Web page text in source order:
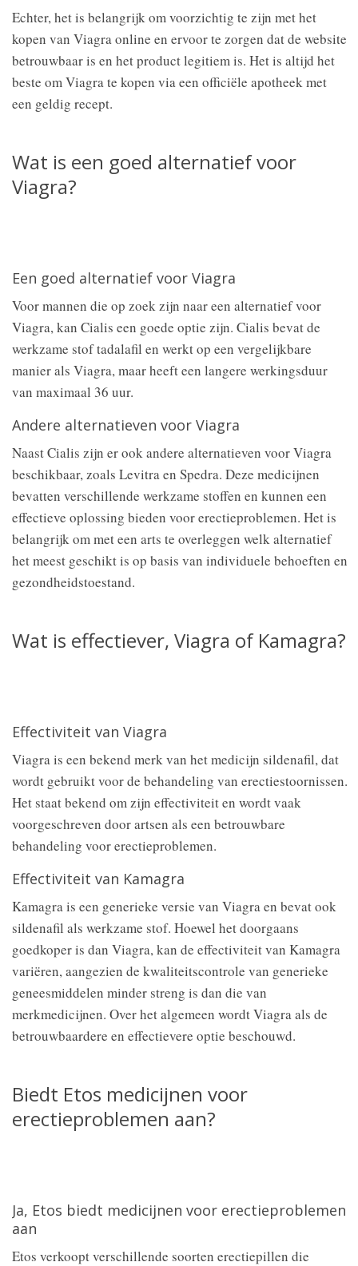
Echter, het is belangrijk om voorzichtig te zijn met het
kopen van Viagra online en ervoor te zorgen dat de website
betrouwbaar is en het product legitiem is. Het is altijd het
beste om Viagra te kopen via een officiële apotheek met
een geldig recept.
Wat is een goed alternatief voor
Viagra?
Een goed alternatief voor Viagra
Voor mannen die op zoek zijn naar een alternatief voor
Viagra, kan Cialis een goede optie zijn. Cialis bevat de
werkzame stof tadalafil en werkt op een vergelijkbare
manier als Viagra, maar heeft een langere werkingsduur
van maximaal 36 uur.
Andere alternatieven voor Viagra
Naast Cialis zijn er ook andere alternatieven voor Viagra
beschikbaar, zoals Levitra en Spedra. Deze medicijnen
bevatten verschillende werkzame stoffen en kunnen een
effectieve oplossing bieden voor erectieproblemen. Het is
belangrijk om met een arts te overleggen welk alternatief
het meest geschikt is op basis van individuele behoeften en
gezondheidstoestand.
Wat is effectiever, Viagra of Kamagra?
Effectiviteit van Viagra
Viagra is een bekend merk van het medicijn sildenafil, dat
wordt gebruikt voor de behandeling van erectiestoornissen.
Het staat bekend om zijn effectiviteit en wordt vaak
voorgeschreven door artsen als een betrouwbare
behandeling voor erectieproblemen.
Effectiviteit van Kamagra
Kamagra is een generieke versie van Viagra en bevat ook
sildenafil als werkzame stof. Hoewel het doorgaans
goedkoper is dan Viagra, kan de effectiviteit van Kamagra
variëren, aangezien de kwaliteitscontrole van generieke
geneesmiddelen minder streng is dan die van
merkmedicijnen. Over het algemeen wordt Viagra als de
betrouwbaardere en effectievere optie beschouwd.
Biedt Etos medicijnen voor
erectieproblemen aan?
Ja, Etos biedt medicijnen voor erectieproblemen
aan
Etos verkoopt verschillende soorten erectiepillen die